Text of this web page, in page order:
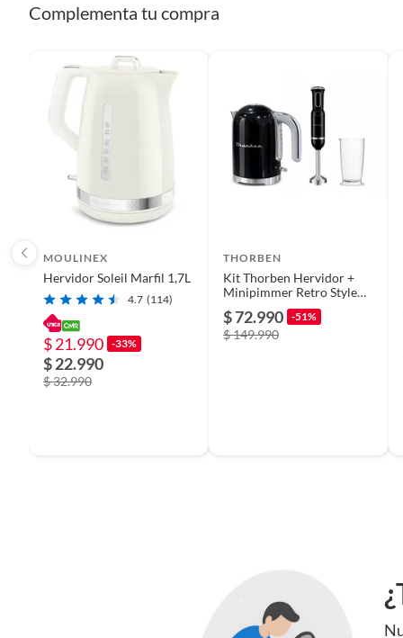
Complementa tu compra
MOULINEX
Hervidor Soleil Marfil 1,7L
4.7 (114)
$ 21.990 -33%
$ 22.990
$ 32.990
THORBEN
Kit Thorben Hervidor +
Minipimmer Retro Style
$ 72.990 -51%
$ 149.990